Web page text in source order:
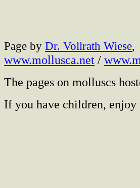
Page by Dr. Vollrath Wiese,
www.mollusca.net /
The pages on molluscs
If you have children,